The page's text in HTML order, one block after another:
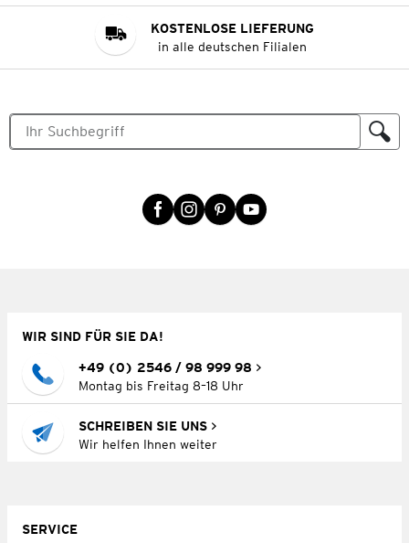
KOSTENLOSE LIEFERUNG
in alle deutschen Filialen
WIR SIND FÜR SIE DA!
+49 (0) 2546 / 98 999 98
Montag bis Freitag 8–18 Uhr
SCHREIBEN SIE UNS
Wir helfen Ihnen weiter
SERVICE